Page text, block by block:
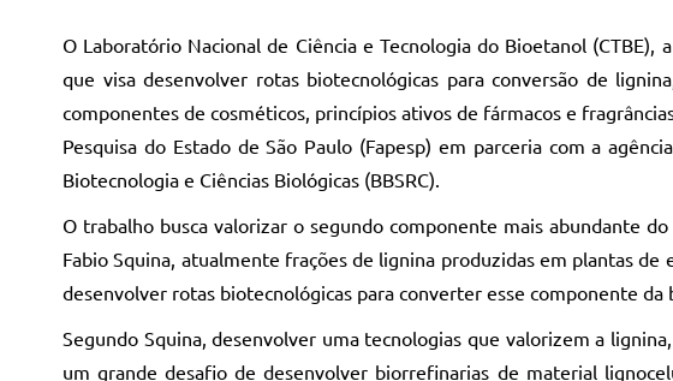
O Laboratório Nacional de Ciência e Tecnologia do Bioetanol
que visa desenvolver rotas biotecnológicas para conversão de
componentes de cosméticos, princípios ativos de fármacos e
Pesquisa do Estado de São Paulo (Fapesp) em parceria com a
Biotecnologia e Ciências Biológicas (BBSRC).
O trabalho busca valorizar o segundo componente mais abundante
Fabio Squina, atualmente frações de lignina produzidas em plantas
desenvolver rotas biotecnológicas para converter esse componente
Segundo Squina, desenvolver uma tecnologias que valorizem a
um grande desafio de desenvolver biorrefinarias de material